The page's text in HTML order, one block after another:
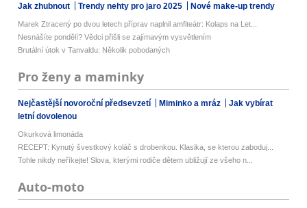
Jak zhubnout Trendy nehty pro jaro 2025 Nové make-up trendy
Marek Ztracený po dvou letech příprav naplnil amfiteátr: Kolaps na Let...
Nesnášíte pondělí? Vědci přišli se zajímavým vysvětlením
Brutální útok v Tanvaldu: Několik pobodaných
Pro ženy a maminky
Nejčastější novoroční předsevzetí Miminko a mráz
Jak vybírat
letní dovolenou
Okurková limonáda
RECEPT: Kynutý švestkový koláč s drobenkou. Klasika, se kterou zaboduj...
Tohle nikdy neříkejte! Slova, kterými rodiče dětem ubližují ze všeho n...
Auto-moto